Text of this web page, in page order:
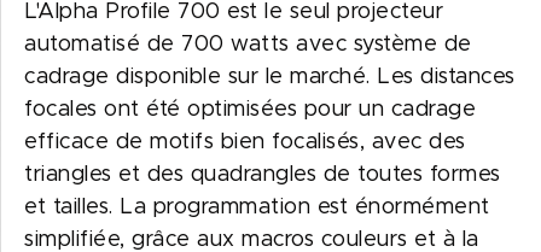
L'Alpha Profile 700 est le seul projecteur
automatisé de 700 watts avec système de
cadrage disponible sur le marché. Les distances
focales ont été optimisées pour un cadrage
efficace de motifs bien focalisés, avec des
triangles et des quadrangles de toutes formes
et tailles. La programmation est énormément
simplifiée, grâce aux macros couleurs et à la